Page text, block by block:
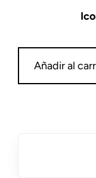
Añadir al